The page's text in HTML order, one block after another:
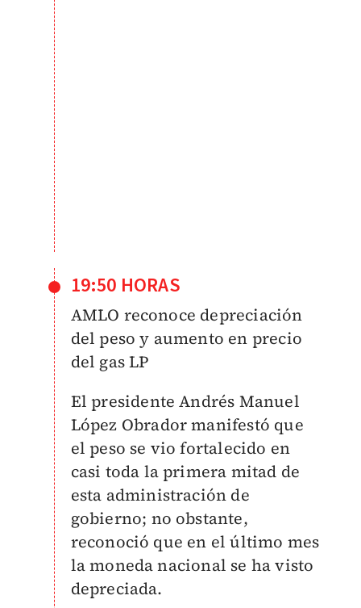
19:50 HORAS
AMLO reconoce depreciación
del peso y aumento en precio
del gas LP
El presidente Andrés Manuel
López Obrador manifestó que
el peso se vio fortalecido en
casi toda la primera mitad de
esta administración de
gobierno; no obstante,
reconoció que en el último mes
la moneda nacional se ha visto
depreciada.